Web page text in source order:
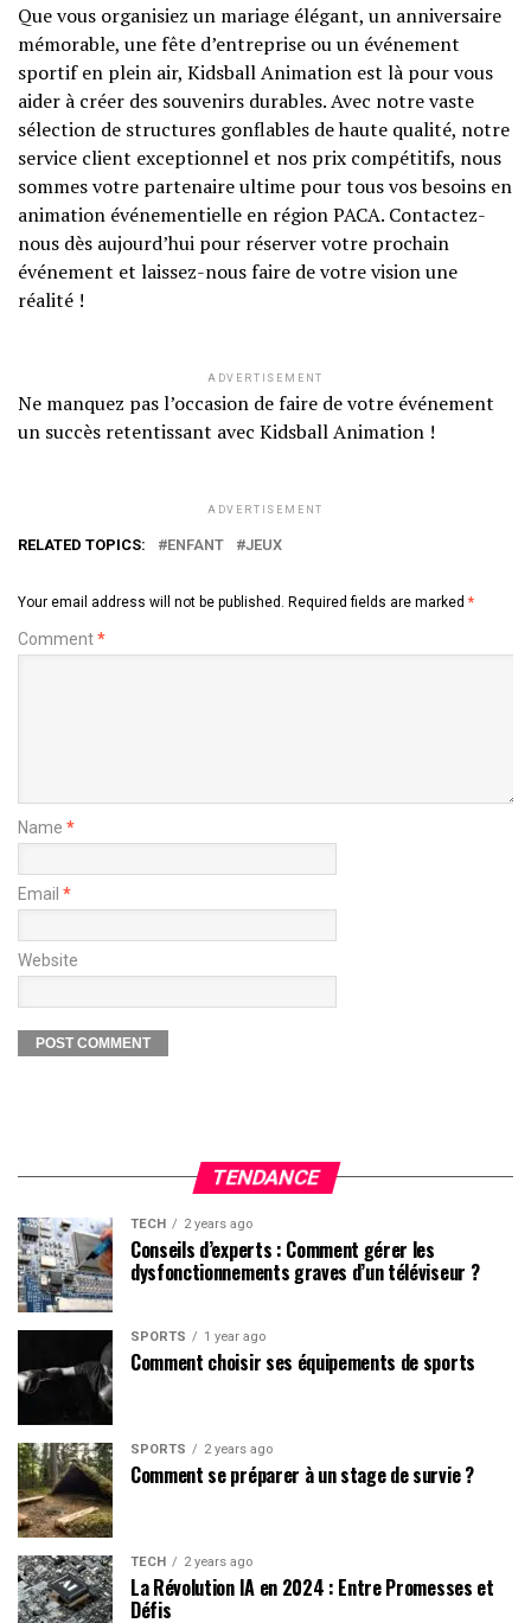
Que vous organisiez un mariage élégant, un anniversaire
mémorable, une fête d’entreprise ou un événement
sportif en plein air, Kidsball Animation est là pour vous
aider à créer des souvenirs durables. Avec notre vaste
sélection de structures gonflables de haute qualité, notre
service client exceptionnel et nos prix compétitifs, nous
sommes votre partenaire ultime pour tous vos besoins en
animation événementielle en région PACA. Contactez-
nous dès aujourd’hui pour réserver votre prochain
événement et laissez-nous faire de votre vision une
réalité !
ADVERTISEMENT
Ne manquez pas l’occasion de faire de votre événement
un succès retentissant avec Kidsball Animation !
ADVERTISEMENT
RELATED TOPICS: ENFANT JEUX
Your email address will not be published. Required fields are marked *
Comment*
Name *
Email *
Website
TENDANCE
TECH 2 years ago
Conseils d’experts : Comment gérer les
dysfonctionnements graves d’un téléviseur ?
SPORTS 1 year ago
Comment choisir ses équipements de sports
SPORTS 2 years ago
Comment se préparer à un stage de survie ?
TECH 2 years ago
La Révolution IA en 2024 : Entre Promesses et
Défis